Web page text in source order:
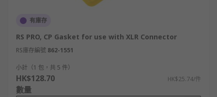
有庫存
RS PRO, CP Gasket for use with XLR Connector
RS庫存編號 862-1551
小計（1 包，共 5 件）
HK$128.70 HK$25.74/件
數量